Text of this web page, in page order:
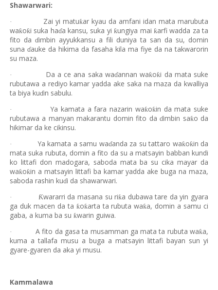
Shawarwari:
· Zai yi matuƙar kyau da amfani idan mata marubuta
waƙoƙi suka haɗa kansu, suka yiƙungiya mai ƙarfi wadda za ta
fito da ɗimbin ayyukkansu a fili duniya ta san da su, domin
suna ɗauke da hikima da fasaha kila ma fiye da na takwarorin
su maza.
· Da a ce ana saka waɗannan waƙoƙi da mata suke
rubutawa a rediyo kamar yadda ake saka na maza da kwalliya
ta biya kuɗin sabulu.
· Ya kamata a fara nazarin waƙoƙin da mata suke
rubutawa a manyan makarantu domin fito daɗimbin saƙo da
hikimar da ke cikinsu.
· Ya kamata a samu waɗanda za su tattaro waƙoƙin da
mata suka rubuta, domin a fito da su a matsayin babban kundi
ko littafi don madogara, saboda mata ba su cika mayar da
waƙoƙin a matsayin littafi ba kamar yadda ake buga na maza,
saboda rashin kuɗi da shawarwari.
· Ƙwararri da masana su riƙa dubawa tare da yin gyara
ga duk macen da ta ƙoƙarta ta rubuta waƙa, domin a samu ci
gaba, a kuma ba su ƙwarin guiwa.
· A fito da gasa ta musamman ga mata ta rubuta waƙa,
kuma a tallafa musu a buga a matsayin littafi bayan sun yi
gyare-gyaren da aka yi musu.
Kammalawa